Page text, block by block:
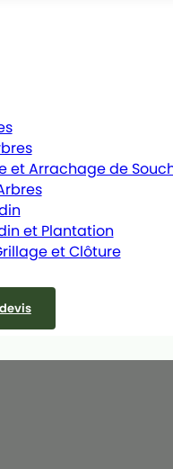
et Arrachage de
et Plantation
et Clôture